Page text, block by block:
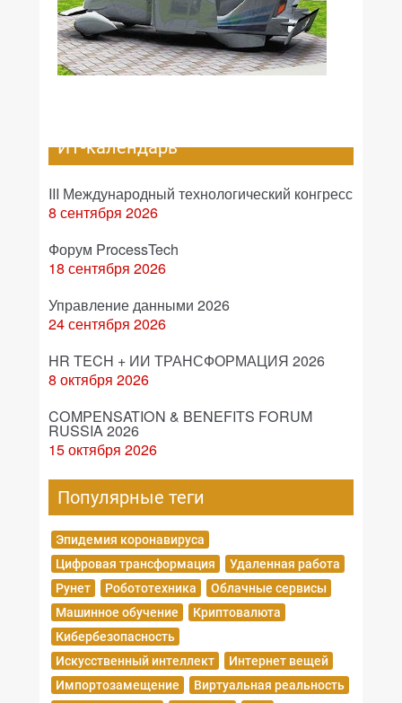
ИТ-календарь
III Международный технологический конгресс
8 сентября 2026
Форум ProcessTech
18 сентября 2026
Управление данными 2026
24 сентября 2026
HR TECH + ИИ ТРАНСФОРМАЦИЯ 2026
8 октября 2026
COMPENSATION & BENEFITS FORUM
RUSSIA 2026
15 октября 2026
Популярные теги
Эпидемия коронавируса
Цифровая трансформация
Удаленная работа
Рунет
Робототехника
Облачные сервисы
Машинное обучение
Криптовалюта
Кибербезопасность
Искусственный интеллект
Интернет вещей
Импортозамещение
Виртуальная реальность